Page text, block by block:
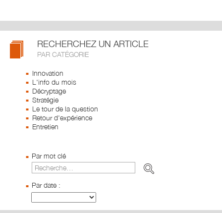
RECHERCHEZ UN ARTICLE
PAR CATÉGORIE
Innovation
L'info du mois
Décryptage
Stratégie
Le tour de la question
Retour d'expérience
Entretien
Par mot clé
Par date :